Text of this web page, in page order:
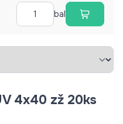
bal
4x40 zž 20ks